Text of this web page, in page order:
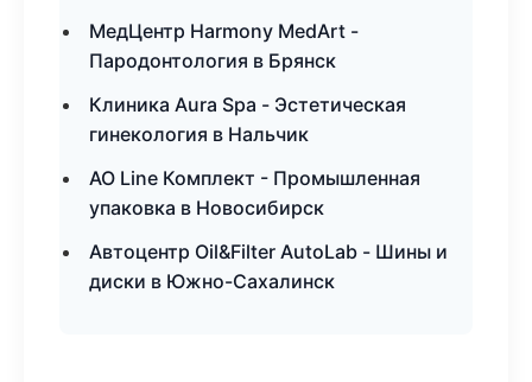
МедЦентр Harmony MedArt -
Пародонтология в Брянск
Клиника Aura Spa - Эстетическая
гинекология в Нальчик
АО Line Комплект - Промышленная
упаковка в Новосибирск
Автоцентр Oil&Filter AutoLab - Шины и
диски в Южно-Сахалинск